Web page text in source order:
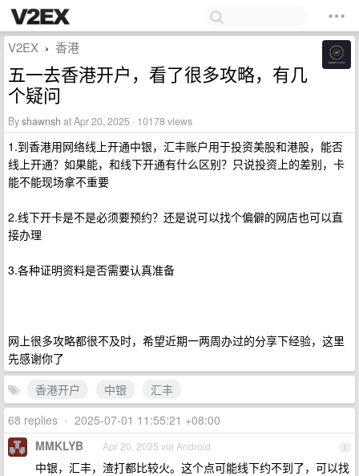
V2EX › 香港
五一去香港开户，看了很多攻略，有几
个疑问
Byshawnsh at Apr 20, 2025 · 10178 views
1.到香港用网络线上开通中银，汇丰账户用于投资美股和港股，能否
线上开通？如果能，和线下开通有什么区别？只说投资上的差别，卡
能不能现场拿不重要
2.线下开卡是不是必须要预约？还是说可以找个偏僻的网店也可以直
接办理
3.各种证明资料是否需要认真准备
网上很多攻略都很不及时，希望近期一两周办过的分享下经验，这里
先感谢你了
香港开户
中银
汇丰
68 replies • 2025-07-01 11:55:21 +08:00
1
MMKLYB Apr 20, 2025 via Android
中银，汇丰，渣打都比较火。这个点可能线下约不到了，可以找